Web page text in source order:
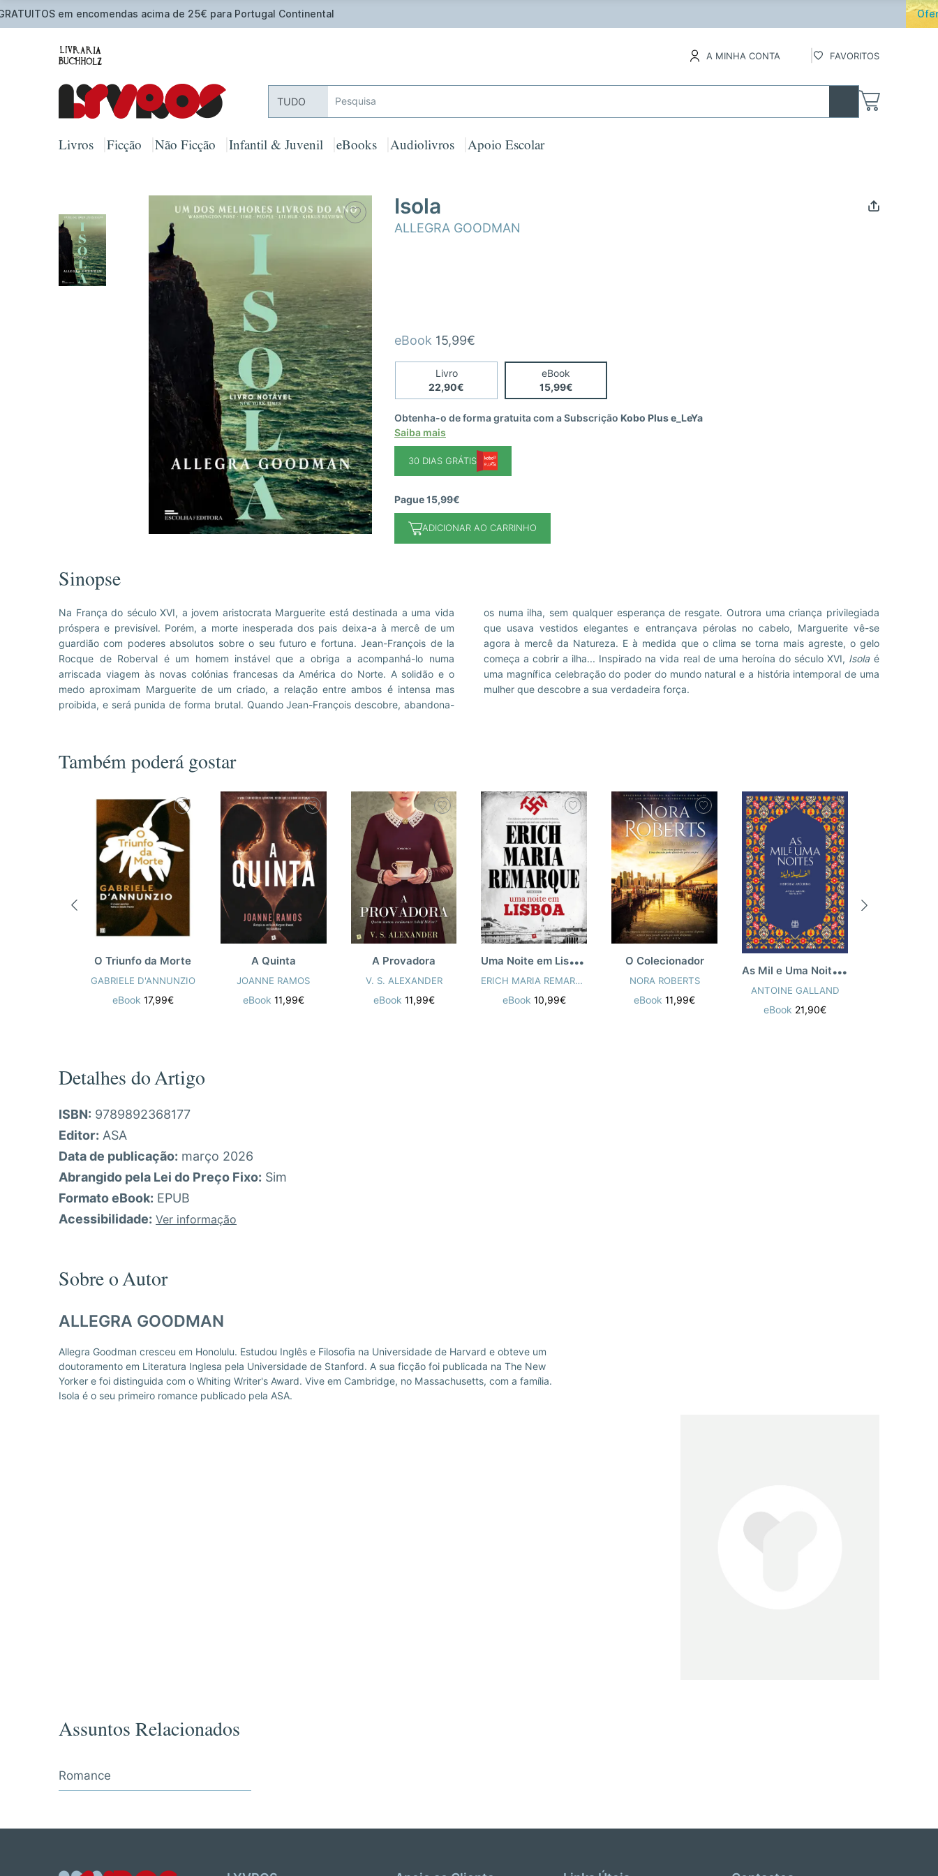
Oferta de Toalha de Praia em compras ≥ 30€ de artigos assinalados
A MINHA CONTA FAVORITOS
TUDO
Livros Ficção Não Ficção Infantil & Juvenil eBooks Audiolivros Apoio Escolar
Isola
ALLEGRA GOODMAN
eBook 15,99€
Livro
22,90€
eBook
15,99€
Obtenha-o de forma gratuita com a Subscrição Kobo Plus e_LeYa
Saiba mais
30 DIAS GRÁTIS
Pague 15,99€
ADICIONAR AO CARRINHO
Sinopse
Na França do século XVI, a jovem aristocrata Marguerite está destinada a uma vida
próspera e previsível. Porém, a morte inesperada dos pais deixa-a à mercê de um
guardião com poderes absolutos sobre o seu futuro e fortuna. Jean-François de la
Rocque de Roberval é um homem instável que a obriga a acompanhá-lo numa
arriscada viagem às novas colónias francesas da América do Norte. A solidão e o
medo aproximam Marguerite de um criado, a relação entre ambos é intensa mas
proibida, e será punida de forma brutal. Quando Jean-François descobre, abandona-
os numa ilha, sem qualquer esperança de resgate. Outrora uma criança privilegiada
que usava vestidos elegantes e entrançava pérolas no cabelo, Marguerite vê-se
agora à mercê da Natureza. E à medida que o clima se torna mais agreste, o gelo
começa a cobrir a ilha... Inspirado na vida real de uma heroína do século XVI, Isola é
uma magnífica celebração do poder do mundo natural e a história intemporal de uma
mulher que descobre a sua verdadeira força.
Também poderá gostar
O Triunfo da Morte
GABRIELE D'ANNUNZIO
eBook 17,99€
A Quinta
JOANNE RAMOS
eBook 11,99€
A Provadora
V. S. ALEXANDER
eBook 11,99€
U
ma Noite em Lisboa
ERICH MARIA REMARQUE
eBook 10,99€
O Colecionador
NORA ROBERTS
eBook11,99€
A
s Mil e Uma Noites - Histórias Apócrifas
ANTOINE GALLAND
eBook 21,90€
Detalhes do Artigo
ISBN: 9789892368177
Editor: ASA
Data de publicação: março 2026
Abrangido pela Lei do Preço Fixo: Sim
Formato eBook: EPUB
Acessibilidade: Ver informação
Sobre o Autor
ALLEGRA GOODMAN
Allegra Goodman cresceu em Honolulu. Estudou Inglês e Filosofia na Universidade de Harvard e obteve um
doutoramento em Literatura Inglesa pela Universidade de Stanford. A sua ficção foi publicada na The New
Yorker e foi distinguida com o Whiting Writer's Award. Vive em Cambridge, no Massachusetts, com a família.
Isola é o seu primeiro romance publicado pela ASA.
Assuntos Relacionados
Romance